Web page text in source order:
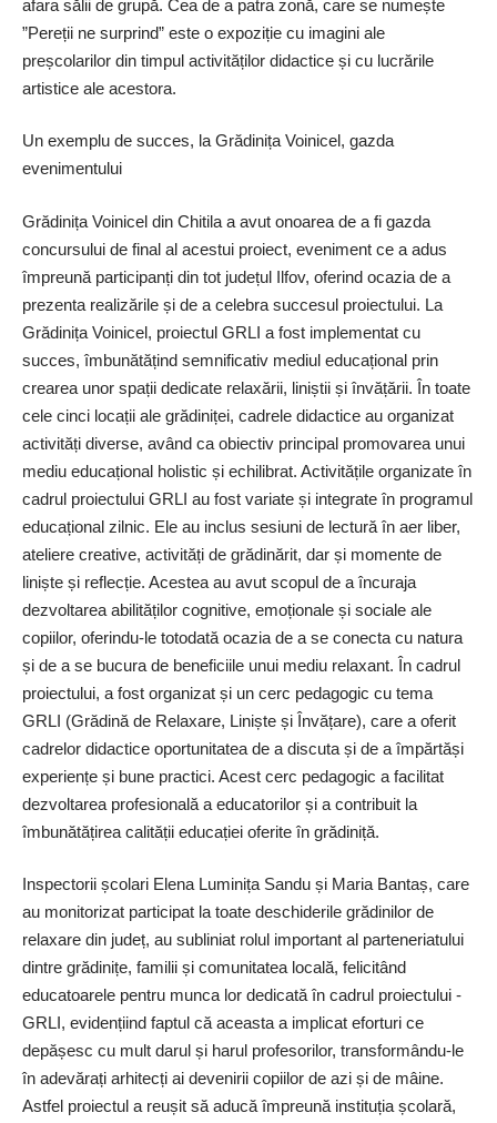
afara sălii de grupă. Cea de a patra zonă, care se numește
”Pereții ne surprind” este o expoziție cu imagini ale
preșcolarilor din timpul activităților didactice și cu lucrările
artistice ale acestora.
Un exemplu de succes, la Grădinița Voinicel, gazda
evenimentului
Grădinița Voinicel din Chitila a avut onoarea de a fi gazda
concursului de final al acestui proiect, eveniment ce a adus
împreună participanți din tot județul Ilfov, oferind ocazia de a
prezenta realizările și de a celebra succesul proiectului. La
Grădinița Voinicel, proiectul GRLI a fost implementat cu
succes, îmbunătățind semnificativ mediul educațional prin
crearea unor spații dedicate relaxării, liniștii și învățării. În toate
cele cinci locații ale grădiniței, cadrele didactice au organizat
activități diverse, având ca obiectiv principal promovarea unui
mediu educațional holistic și echilibrat. Activitățile organizate în
cadrul proiectului GRLI au fost variate și integrate în programul
educațional zilnic. Ele au inclus sesiuni de lectură în aer liber,
ateliere creative, activități de grădinărit, dar și momente de
liniște și reflecție. Acestea au avut scopul de a încuraja
dezvoltarea abilităților cognitive, emoționale și sociale ale
copiilor, oferindu-le totodată ocazia de a se conecta cu natura
și de a se bucura de beneficiile unui mediu relaxant. În cadrul
proiectului, a fost organizat și un cerc pedagogic cu tema
GRLI (Grădină de Relaxare, Liniște și Învățare), care a oferit
cadrelor didactice oportunitatea de a discuta și de a împărtăși
experiențe și bune practici. Acest cerc pedagogic a facilitat
dezvoltarea profesională a educatorilor și a contribuit la
îmbunătățirea calității educației oferite în grădiniță.
Inspectorii școlari Elena Luminița Sandu și Maria Bantaș, care
au monitorizat participat la toate deschiderile grădinilor de
relaxare din județ, au subliniat rolul important al parteneriatului
dintre grădinițe, familii și comunitatea locală, felicitând
educatoarele pentru munca lor dedicată în cadrul proiectului ­
GRLI, evidențiind faptul că aceasta a implicat eforturi ce
depășesc cu mult darul și harul profesorilor, transformându-le
în adevărați arhitecți ai devenirii copiilor de azi și de mâine.
Astfel proiectul a reușit să aducă împreună instituția școlară,